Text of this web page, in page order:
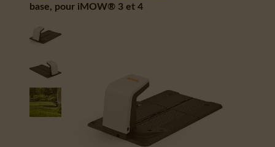
base, pour iMOW® 3 et 4